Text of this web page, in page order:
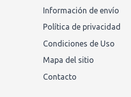
Información de envío
Política de privacidad
Condiciones de Uso
Mapa del sitio
Contacto